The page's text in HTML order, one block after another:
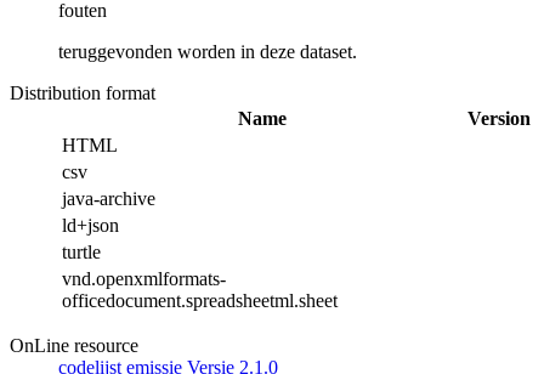
fouten
teruggevonden worden in deze dataset.
Distribution format
Name
Version
HTML
csv
java-archive
ld+json
turtle
vnd.openxmlformats-
officedocument.spreadsheetml.sheet
OnLine resource
codelijst emissie Versie 2.1.0